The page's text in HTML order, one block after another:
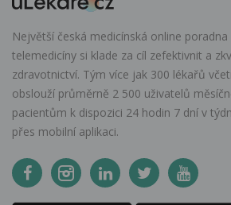
Největší česká medicínská online
telemedicíny si klade za cíl zefektivnit a
zdravotnictví. Tým více jak 300 lékařů
obslouží průměrně 2 500 uživatelů
pacientům k dispozici 24 hodin 7 dní v
přes mobilní aplikaci.